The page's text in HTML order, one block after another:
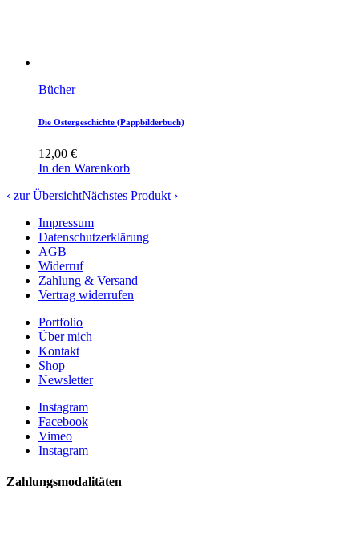
Bücher
Die Ostergeschichte (Pappbilderbuch)
12,00 €
In den Warenkorb
‹ zur ÜbersichtNächstes Produkt ›
Impressum
Datenschutzerklärung
AGB
Widerruf
Zahlung & Versand
Vertrag widerrufen
Portfolio
Über mich
Kontakt
Shop
Newsletter
Instagram
Facebook
Vimeo
Instagram
Zahlungsmodalitäten